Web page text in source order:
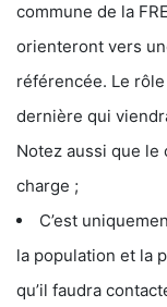
commune de la
orienteront vers
référencée. Le
dernière qui
Notez aussi que le
charge ;
C’est
la population et la
qu’il faudra